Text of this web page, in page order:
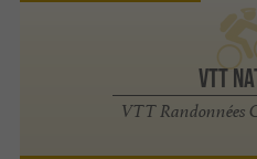
VTT
VTT Randonnées